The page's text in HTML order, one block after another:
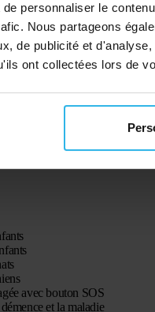
personnaliser le
Nous partageons
de publicité et
ont collectées lors de
avec bouton SOS
et la maladie